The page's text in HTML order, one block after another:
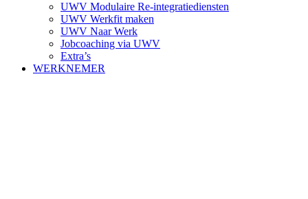
UWV Modulaire Re-integratiediensten
UWV Werkfit maken
UWV Naar Werk
Jobcoaching via UWV
Extra’s
WERKNEMER